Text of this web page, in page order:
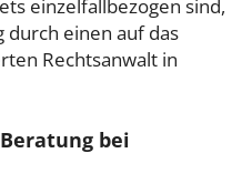
einzelfallbezogen sind,
einen auf das
Rechtsanwalt in
bei